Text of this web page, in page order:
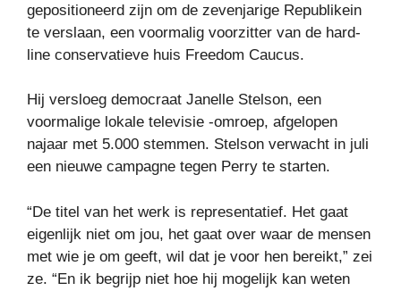
gepositioneerd zijn om de zevenjarige Republikein
te verslaan, een voormalig voorzitter van de hard-
line conservatieve huis Freedom Caucus.
Hij versloeg democraat Janelle Stelson, een
voormalige lokale televisie -omroep, afgelopen
najaar met 5.000 stemmen. Stelson verwacht in juli
een nieuwe campagne tegen Perry te starten.
“De titel van het werk is representatief. Het gaat
eigenlijk niet om jou, het gaat over waar de mensen
met wie je om geeft, wil dat je voor hen bereikt,” zei
ze. “En ik begrijp niet hoe hij mogelijk kan weten